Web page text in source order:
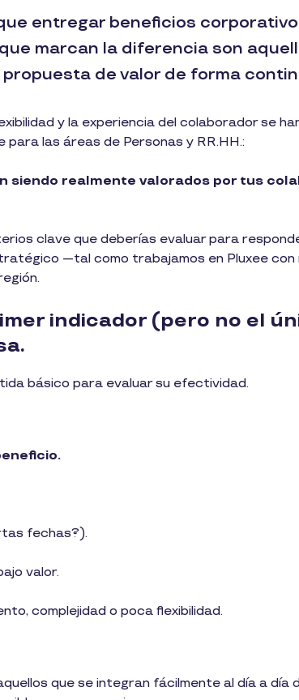
entregar beneficios
marcan la diferencia son
de valor de forma
y la experiencia del colaborador se
las áreas de Personas y RR.HH.:
siendo realmente valorados por tus
clave que deberías evaluar para
—tal como trabajamos en Pluxee con
indicador (pero no el
básico para evaluar su efectividad.
fechas?).
valor.
complejidad o poca flexibilidad.
que se integran fácilmente al día a día